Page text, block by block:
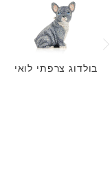
בולדוג צרפתי לואי